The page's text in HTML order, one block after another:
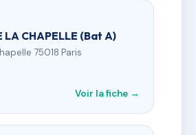
LA CHAPELLE (Bat A)
75018 Paris
Voir la fiche →